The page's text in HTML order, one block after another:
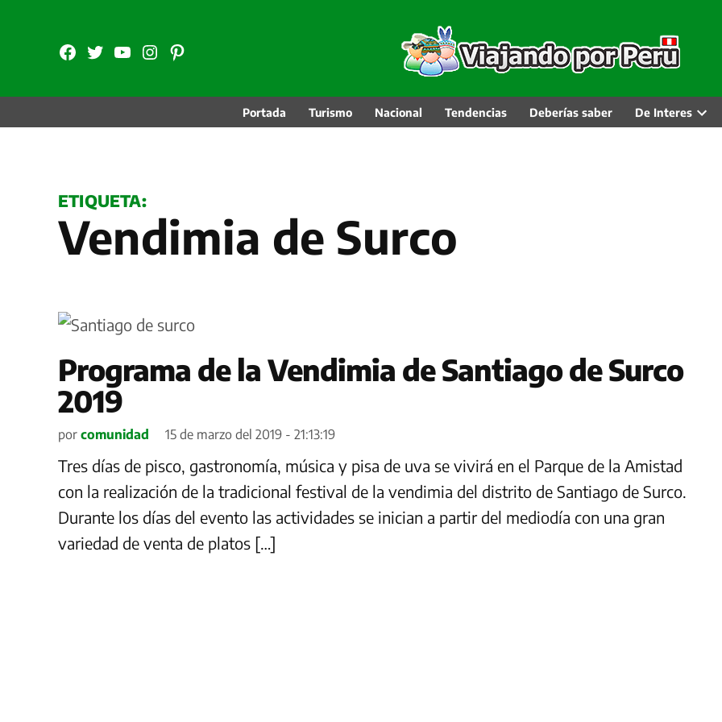
contenidoFB TW YouTubeInstagram
Pinterest
Portada Turismo Nacional Tendencias Deberías saber De Interes
ETIQUETA:
Vendimia de Surco
Programa de la Vendimia de Santiago de Surco
2019
por comunidad 15 de marzo del 2019 - 21:13:19
Tres días de pisco, gastronomía, música y pisa de uva se vivirá en el Parque de la Amistad
con la realización de la tradicional festival de la vendimia del distrito de Santiago de Surco.
Durante los días del evento las actividades se inician a partir del mediodía con una gran
variedad de venta de platos […]